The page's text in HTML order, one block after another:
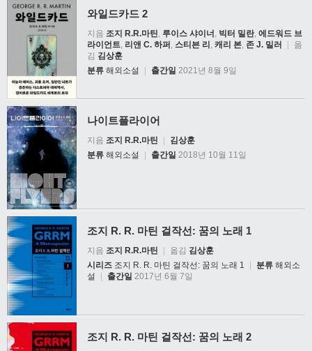
와일드카드 2
지음 조지 R.R.마틴 루이스 샤이너 빅터 밀란, 에드워드 브
라이언트 리앤 C. 하퍼 스티븐 리 캐리 본 존 J. 밀러 |
옮
김 김상훈
분류 해외소설 | 출간일 2021년 8월 9일
나이트플라이어
지음 조지 R.R.마틴
김상훈
분류 해외소설 | 출간일 2018년 10월 11일
조지 R. R. 마틴 걸작선: 꿈의 노래 1
지음 조지 R.R.마틴 옮김 김상훈
시리즈 조지 R. R. 마틴 걸작선: 꿈의 노래 1 분류 해외소
설
출간일 2017년 6월 7일
조지 R. R. 마틴 걸작선: 꿈의 노래 2